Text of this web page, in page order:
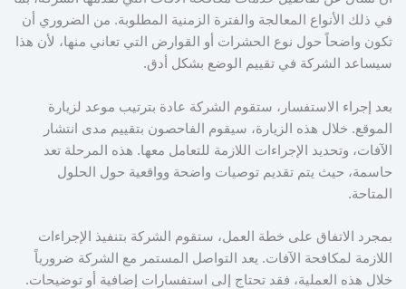
في ذلك الأنواع المعالجة والفترة الزمنية المطلوبة. من الضروري أن
تكون واضحاً حول نوع الحشرات أو القوارض التي تعاني منها، لأن هذا
سيساعد الشركة في تقييم الوضع بشكل أدق.
بعد إجراء الاستفسار، ستقوم الشركة عادة بترتيب موعد لزيارة
الموقع. خلال هذه الزيارة، سيقوم الفاحصون بتقييم مدى انتشار
الآفات، وتحديد الإجراءات اللازمة للتعامل معها. هذه المرحلة تعد
حاسمة، حيث يتم تقديم توصيات واضحة وواقعية حول الحلول
المتاحة.
بمجرد الاتفاق على خطة العمل، ستقوم الشركة بتنفيذ الإجراءات
اللازمة لمكافحة الآفات. يعد التواصل المستمر مع الشركة ضرورياً
خلال هذه العملية، فقد تحتاج إلى استفسارات إضافية أو توضيحات.